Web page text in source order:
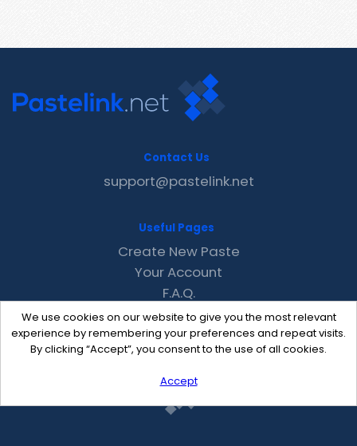
We use cookies on our website to give you the most relevant
experience by remembering your preferences and repeat visits.
By clicking “Accept”, you consent to the use of all cookies.
Accept
Contact Us
support@pastelink.net
Useful Pages
Create New Paste
Your Account
F.A.Q.
Recent
Contact